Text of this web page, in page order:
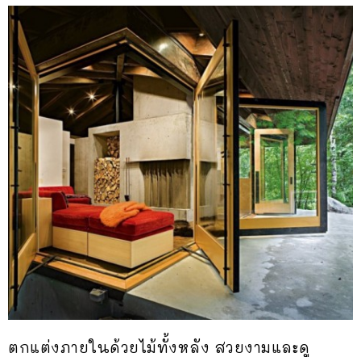
ตกแต่งภายในด้วยไม้ทั้งหลัง สวยงามและดู